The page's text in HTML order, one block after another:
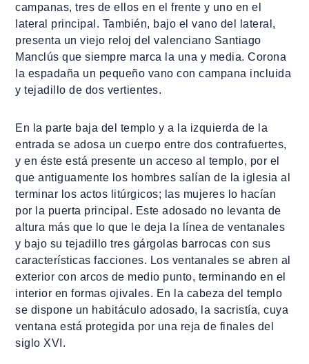
campanas, tres de ellos en el frente y uno en el
lateral principal. También, bajo el vano del lateral,
presenta un viejo reloj del valenciano Santiago
Manclús que siempre marca la una y media. Corona
la espadaña un pequeño vano con campana incluida
y tejadillo de dos vertientes.
En la parte baja del templo y a la izquierda de la
entrada se adosa un cuerpo entre dos contrafuertes,
y en éste está presente un acceso al templo, por el
que antiguamente los hombres salían de la iglesia al
terminar los actos litúrgicos; las mujeres lo hacían
por la puerta principal. Este adosado no levanta de
altura más que lo que le deja la línea de ventanales
y bajo su tejadillo tres gárgolas barrocas con sus
características facciones. Los ventanales se abren al
exterior con arcos de medio punto, terminando en el
interior en formas ojivales. En la cabeza del templo
se dispone un habitáculo adosado, la sacristía, cuya
ventana está protegida por una reja de finales del
siglo XVI.